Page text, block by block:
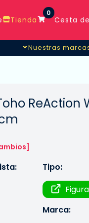
Tienda
0
Cesta
Nuestras
ReAction
Tipo:
Marca: